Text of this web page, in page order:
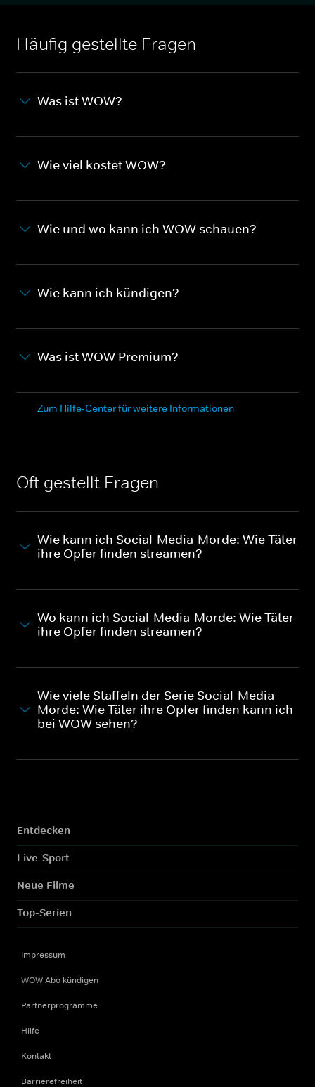
Häufig gestellte Fragen
Was ist WOW?
Wie viel kostet WOW?
Wie und wo kann ich WOW schauen?
Wie kann ich kündigen?
Was ist WOW Premium?
Zum Hilfe-Center für weitere Informationen
Oft gestellt Fragen
Wie kann ich Social-Media-Morde: Wie Täter
ihre Opfer finden streamen?
Wo kann ich Social-Media-Morde: Wie Täter
ihre Opfer finden streamen?
Wie viele Staffeln der Serie Social-Media-
Morde: Wie Täter ihre Opfer finden kann ich
bei WOW sehen?
Entdecken
Live-Sport
Neue Filme
Top-Serien
Impressum
WOW Abo kündigen
Partnerprogramme
Hilfe
Kontakt
Barrierefreiheit